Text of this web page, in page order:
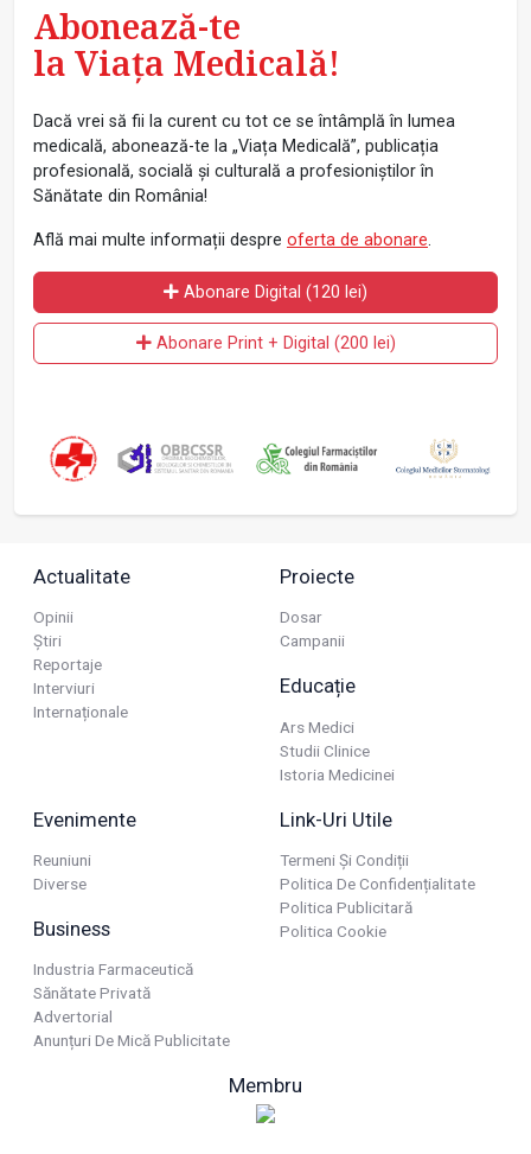
Abonează-te
la Viața Medicală!
Dacă vrei să fii la curent cu tot ce se întâmplă în lumea
medicală, abonează-te la „Viața Medicală”, publicația
profesională, socială și culturală a profesioniștilor în
Sănătate din România!
Află mai multe informații despre oferta de abonare.
Abonare Digital (120 lei)
Abonare Print + Digital (200 lei)
Actualitate
Opinii
Știri
Reportaje
Interviuri
Internaționale
Proiecte
Dosar
Campanii
Educație
Ars Medici
Studii Clinice
Istoria Medicinei
Evenimente
Reuniuni
Diverse
Business
Industria Farmaceutică
Sănătate Privată
Advertorial
Anunțuri De Mică Publicitate
Link-Uri Utile
Termeni Și Condiții
Politica De Confidențialitate
Politica Publicitară
Politica Cookie
Membru